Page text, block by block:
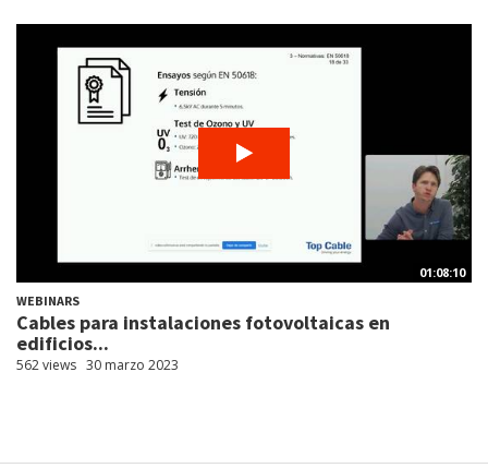
01:08:10
WEBINARS
Cables para instalaciones fotovoltaicas en
edificios...
562 views 30 marzo 2023